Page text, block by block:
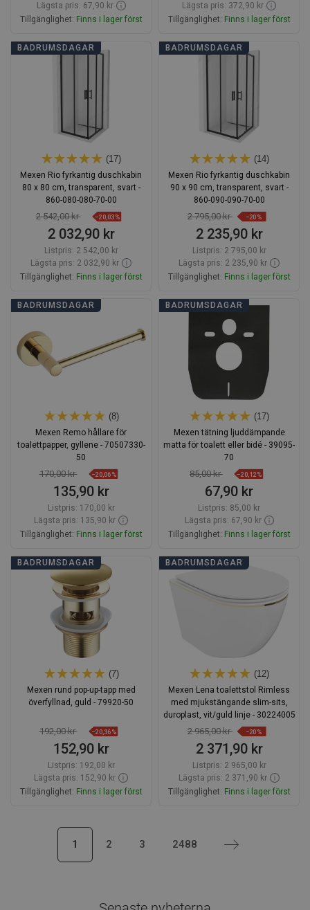
Lägsta pris: 67,90 kr
Tillgänglighet: Finns i lager först
Lägg i varukorg
Lägsta pris: 372,90 kr
Tillgänglighet: Finns i lager först
Lägg i varukorg
BADRUMSDAGAR
(17)
Mexen Rio fyrkantig duschkabin
80 x 80 cm, transparent, svart -
860-080-080-70-00
2 542,00 kr −20,03%
2 032,90 kr
Listpris: 2 542,00 kr
Lägsta pris: 2 032,90 kr
Tillgänglighet: Finns i lager först
Lägg i varukorg
BADRUMSDAGAR
(14)
Mexen Rio fyrkantig duschkabin
90 x 90 cm, transparent, svart -
860-090-090-70-00
2 795,00 kr −20%
2 235,90 kr
Listpris: 2 795,00 kr
Lägsta pris: 2 235,90 kr
Tillgänglighet: Finns i lager först
Lägg i varukorg
BADRUMSDAGAR
(8)
Mexen Remo hållare för
toalettpapper, gyllene - 70507330-
50
170,00 kr −20,06%
135,90 kr
Listpris: 170,00 kr
Lägsta pris: 135,90 kr
Tillgänglighet: Finns i lager först
Lägg i varukorg
favorite_border Favoriter
Jämför
BADRUMSDAGAR
(17)
Mexen tätning ljuddämpande
matta för toalett eller bidé - 39095-
70
85,00 kr −20,12%
67,90 kr
Listpris: 85,00 kr
Lägsta pris: 67,90 kr
Tillgänglighet: Finns i lager först
Lägg i varukorg
Jämför
BADRUMSDAGAR
(7)
Mexen rund pop-up-tapp med
överfyllnad, guld - 79920-50
192,00 kr −20,36%
152,90 kr
Listpris: 192,00 kr
Lägsta pris: 152,90 kr
Tillgänglighet: Finns i lager först
Favoriter
BADRUMSDAGAR
(12)
Mexen Lena toalettstol Rimless
med mjukstängande slim-sits,
duroplast, vit/guld linje - 30224005
2 965,00 kr −20%
2 371,90 kr
Listpris: 2 965,00 kr
Lägsta pris: 2 371,90 kr
Tillgänglighet: Finns i lager först
favorite_border
Jämför
1 2 3 2488 Nästa